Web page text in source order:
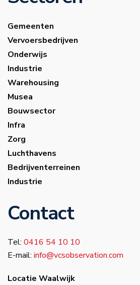
Gemeenten
Vervoersbedrijven
Onderwijs
Industrie
Warehousing
Musea
Bouwsector
Infra
Zorg
Luchthavens
Bedrijventerreinen
Industrie
Contact
Tel: 0416 54 10 10
E-mail: info@vcsobservation.com
Locatie Waalwijk